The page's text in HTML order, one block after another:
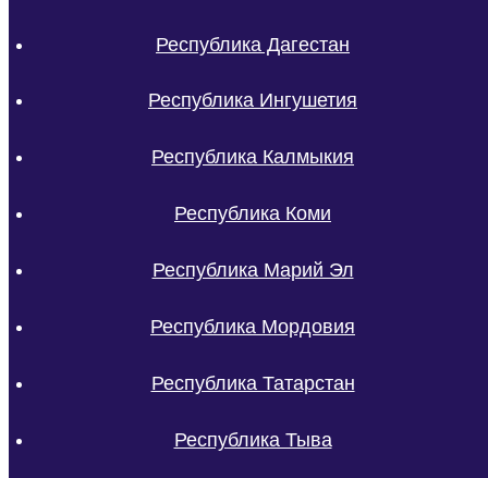
Республика Дагестан
Республика Ингушетия
Республика Калмыкия
Республика Коми
Республика Марий Эл
Республика Мордовия
Республика Татарстан
Республика Тыва